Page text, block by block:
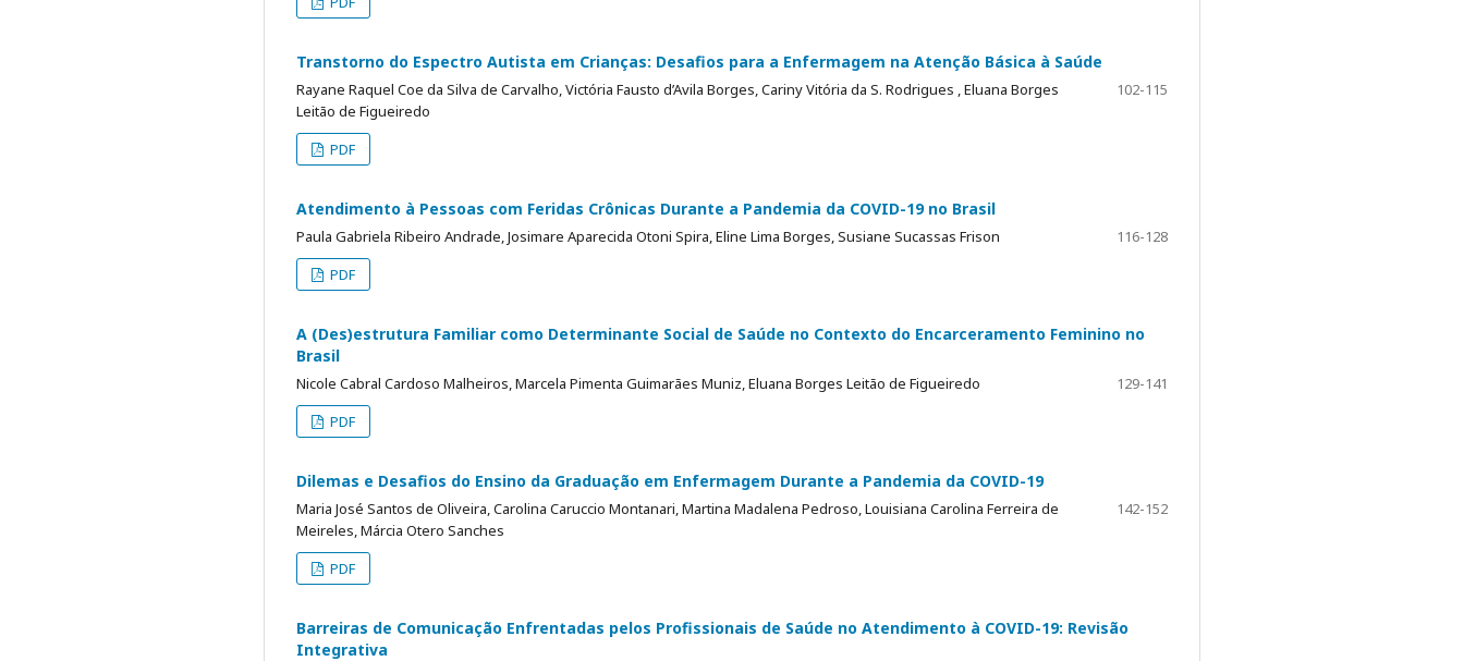
Transtorno do Espectro Autista em Crianças: Desafios para a Enfermagem na Atenção Básica à Saúde
Rayane Raquel Coe da Silva de Carvalho, Victória Fausto d’Avila Borges, Cariny Vitória da S. Rodrigues , Eluana Borges
Leitão de Figueiredo
102-115
PDF
Atendimento à Pessoas com Feridas Crônicas Durante a Pandemia da COVID-19 no Brasil
Paula Gabriela Ribeiro Andrade, Josimare Aparecida Otoni Spira, Eline Lima Borges, Susiane Sucassas Frison
116-128
PDF
A (Des)estrutura Familiar como Determinante Social de Saúde no Contexto do Encarceramento Feminino no
Brasil
Nicole Cabral Cardoso Malheiros, Marcela Pimenta Guimarães Muniz, Eluana Borges Leitão de Figueiredo
129-141
PDF
Dilemas e Desafios do Ensino da Graduação em Enfermagem Durante a Pandemia da COVID-19
Maria José Santos de Oliveira, Carolina Caruccio Montanari, Martina Madalena Pedroso, Louisiana Carolina Ferreira de
Meireles, Márcia Otero Sanches
142-152
PDF
Barreiras de Comunicação Enfrentadas pelos Profissionais de Saúde no Atendimento à COVID-19: Revisão
Integrativa